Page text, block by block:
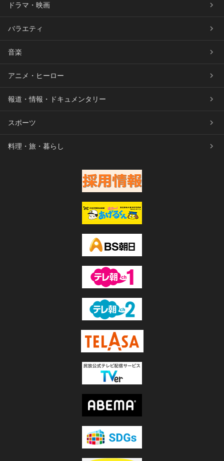
ドラマ・映画
バラエティ
音楽
アニメ・ヒーロー
報道・情報・ドキュメンタリー
スポーツ
料理・旅・暮らし